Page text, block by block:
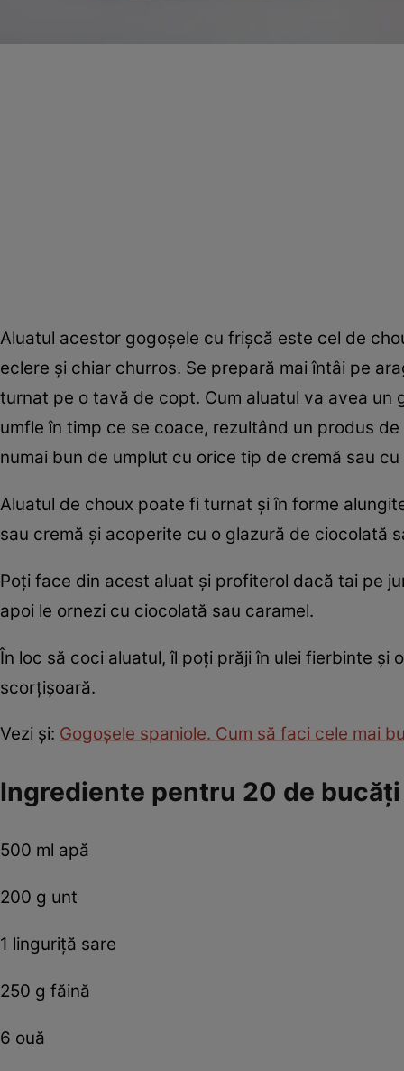
Aluatul acestor gogoşele cu frişcă este cel de
eclere și chiar churros. Se prepară mai întâi pe
turnat pe o tavă de copt. Cum aluatul va avea
umfle în timp ce se coace, rezultând un produs
numai bun de umplut cu orice tip de cremă sau
Aluatul de choux poate fi turnat şi în forme
sau cremă şi acoperite cu o glazură de ciocolată
Poţi face din acest aluat şi profiterol dacă tai pe
apoi le ornezi cu ciocolată sau caramel.
În loc să coci aluatul, îl poţi prăji în ulei fierbinte
scorțișoară.
Vezi şi: Gogoşele spaniole. Cum să faci cele mai
Ingrediente pentru 20 de bucăţi
500 ml apă
200 g unt
1 linguriţă sare
250 g făină
6 ouă